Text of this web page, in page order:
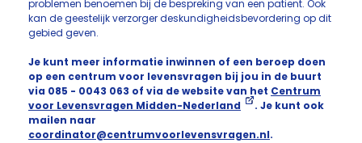
problemen benoemen bij de bespreking van een patient. Ook
kan de geestelijk verzorger deskundigheidsbevordering op dit
gebied geven.
Je kunt meer informatie inwinnen of een beroep doen
op een centrum voor levensvragen bij jou in de buurt
via 085 - 0043 063 of via de website van het Centrum
voor Levensvragen Midden-Nederland
. Je kunt ook
mailen naar
coordinator@centrumvoorlevensvragen.nl.